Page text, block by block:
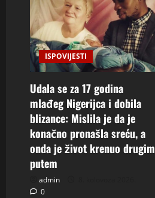
ISPOVIJESTI
Udala se za 17 godina
mlađeg Nigerijca i dobila
blizance: Mislila je da je
konačno pronašla sreću, a
onda je život krenuo drugim
putem
admin
0